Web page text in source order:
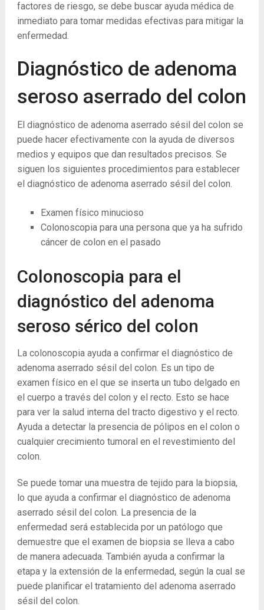
factores de riesgo, se debe buscar ayuda médica de
inmediato para tomar medidas efectivas para mitigar la
enfermedad.
Diagnóstico de adenoma
seroso aserrado del colon
El diagnóstico de adenoma aserrado sésil del colon se
puede hacer efectivamente con la ayuda de diversos
medios y equipos que dan resultados precisos. Se
siguen los siguientes procedimientos para establecer
el diagnóstico de adenoma aserrado sésil del colon.
Examen físico minucioso
Colonoscopia para una persona que ya ha sufrido
cáncer de colon en el pasado
Colonoscopia para el
diagnóstico del adenoma
seroso sérico del colon
La colonoscopia ayuda a confirmar el diagnóstico de
adenoma aserrado sésil del colon. Es un tipo de
examen físico en el que se inserta un tubo delgado en
el cuerpo a través del colon y el recto. Esto se hace
para ver la salud interna del tracto digestivo y el recto.
Ayuda a detectar la presencia de pólipos en el colon o
cualquier crecimiento tumoral en el revestimiento del
colon.
Se puede tomar una muestra de tejido para la biopsia,
lo que ayuda a confirmar el diagnóstico de adenoma
aserrado sésil del colon. La presencia de la
enfermedad será establecida por un patólogo que
demuestre que el examen de biopsia se lleva a cabo
de manera adecuada. También ayuda a confirmar la
etapa y la extensión de la enfermedad, según la cual se
puede planificar el tratamiento del adenoma aserrado
sésil del colon.